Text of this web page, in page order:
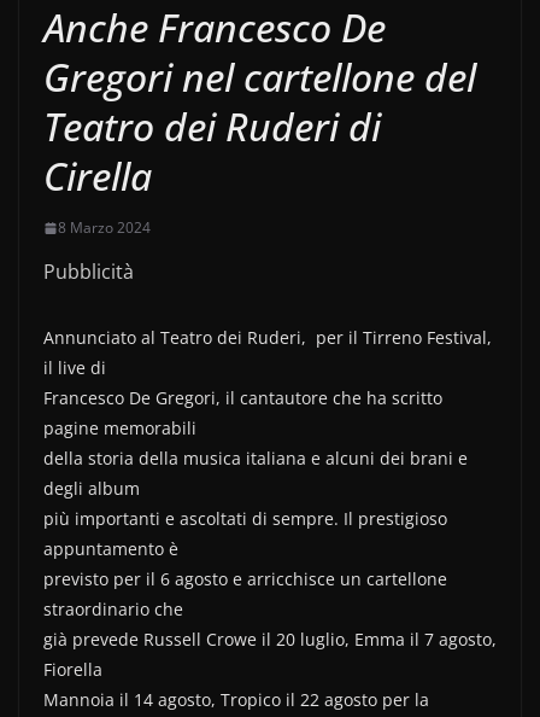
Anche Francesco De
Gregori nel cartellone del
Teatro dei Ruderi di
Cirella
8 Marzo 2024
Pubblicità
Annunciato al Teatro dei Ruderi, per il Tirreno Festival,
il live di
Francesco De Gregori, il cantautore che ha scritto
pagine memorabili
della storia della musica italiana e alcuni dei brani e
degli album
più importanti e ascoltati di sempre. Il prestigioso
appuntamento è
previsto per il 6 agosto e arricchisce un cartellone
straordinario che
già prevede Russell Crowe il 20 luglio, Emma il 7 agosto,
Fiorella
Mannoia il 14 agosto, Tropico il 22 agosto per la